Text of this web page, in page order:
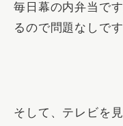
毎日幕の内弁当で
るので問題なしで
そして、テレビを